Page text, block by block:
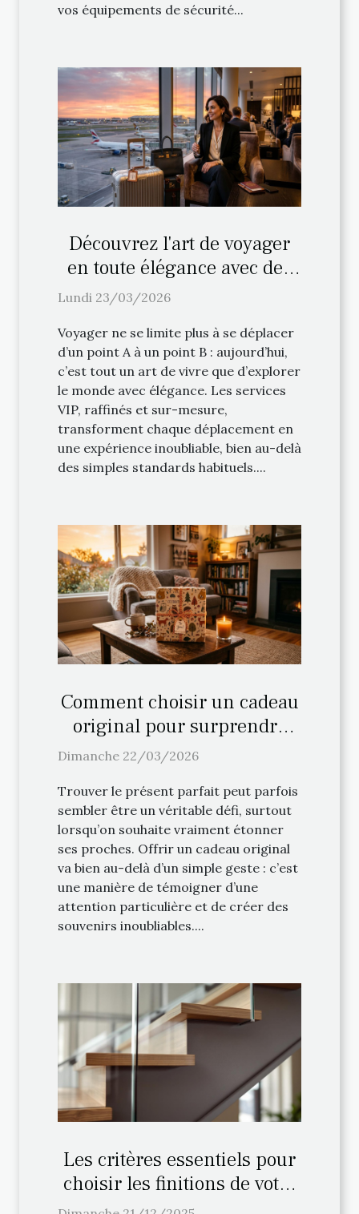
vos équipements de sécurité...
Découvrez l'art de voyager
en toute élégance avec des
services VIP
Lundi 23/03/2026
Voyager ne se limite plus à se déplacer
d’un point A à un point B : aujourd’hui,
c’est tout un art de vivre que d’explorer
le monde avec élégance. Les services
VIP, raffinés et sur-mesure,
transforment chaque déplacement en
une expérience inoubliable, bien au-delà
des simples standards habituels....
Comment choisir un cadeau
original pour surprendre
vos proches ?
Dimanche 22/03/2026
Trouver le présent parfait peut parfois
sembler être un véritable défi, surtout
lorsqu’on souhaite vraiment étonner
ses proches. Offrir un cadeau original
va bien au-delà d’un simple geste : c’est
une manière de témoigner d’une
attention particulière et de créer des
souvenirs inoubliables....
Les critères essentiels pour
choisir les finitions de votre
escalier sur mesure